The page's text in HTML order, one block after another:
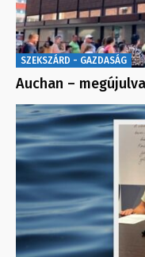
SZEKSZÁRD - GAZDASÁG
Auchan –